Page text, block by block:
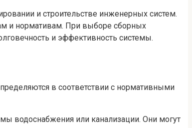
и строительстве инженерных систем.
и нормативам. При выборе сборных
и эффективность системы.
в соответствии с нормативными
водоснабжения или канализации. Они могут